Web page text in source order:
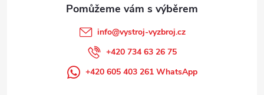
info@vystroj-vyzbroj.cz
+420 734 63 26 75
+420 605 403 261 WhatsApp